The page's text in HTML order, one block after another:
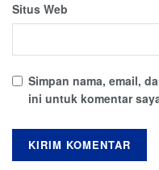
Situs Web
Simpan nama, email,
ini untuk komentar